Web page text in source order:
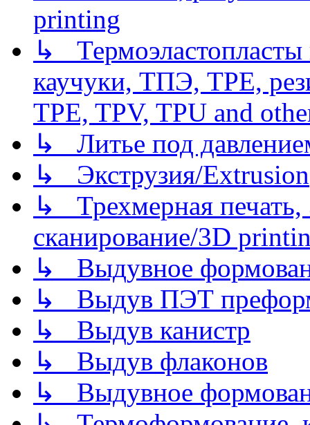
printing
↳
каучуки, ТПЭ, TPE,
TPE, TPV, TPU and
↳ Литье под
↳ Экструзия/Extrusion
↳ Трехмерная
сканирование/3D
↳ Выдувное
↳ Выдув ПЭТ
↳ Выдув канистр
↳ Выдув флаконов
↳ Выдувное